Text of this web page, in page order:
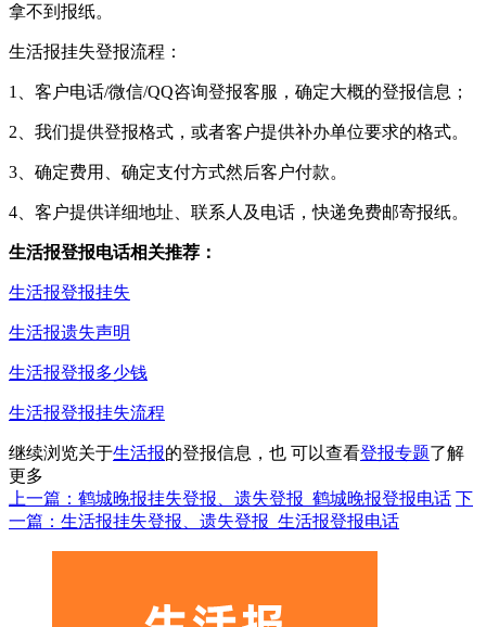
拿不到报纸。
生活报挂失登报流程：
1、客户电话/微信/QQ咨询登报客服，确定大概的登报信息；
2、我们提供登报格式，或者客户提供补办单位要求的格式。
3、确定费用、确定支付方式然后客户付款。
4、客户提供详细地址、联系人及电话，快递免费邮寄报纸。
生活报登报电话相关推荐：
生活报登报挂失
生活报遗失声明
生活报登报多少钱
生活报登报挂失流程
继续浏览关于生活报的登报信息，也 可以查看登报专题了解
更多
上一篇：鹤城晚报挂失登报、遗失登报_鹤城晚报登报电话 下
一篇：生活报挂失登报、遗失登报_生活报登报电话